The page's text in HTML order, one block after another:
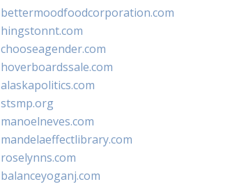
bettermoodfoodcorporation.com
hingstonnt.com
chooseagender.com
hoverboardssale.com
alaskapolitics.com
stsmp.org
manoelneves.com
mandelaeffectlibrary.com
roselynns.com
balanceyoganj.com